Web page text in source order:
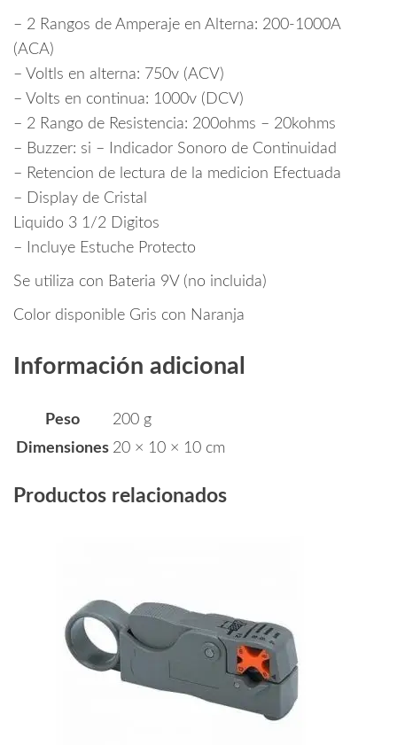
– 2 Rangos de Amperaje en Alterna: 200-1000A
(ACA)
– Voltls en alterna: 750v (ACV)
– Volts en continua: 1000v (DCV)
– 2 Rango de Resistencia: 200ohms – 20kohms
– Buzzer: si – Indicador Sonoro de Continuidad
– Retencion de lectura de la medicion Efectuada
– Display de Cristal
Liquido 3 1/2 Digitos
– Incluye Estuche Protecto
Se utiliza con Bateria 9V (no incluida)
Color disponible Gris con Naranja
Información adicional
Peso
200 g
Dimensiones 20 × 10 × 10 cm
Productos relacionados